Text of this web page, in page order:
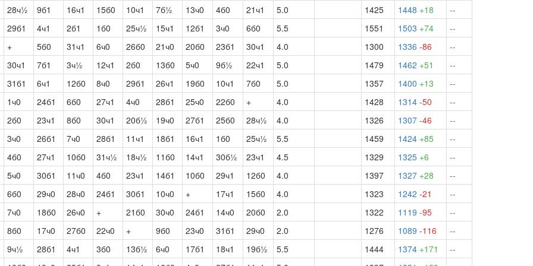
28ч½ 9б1 16ч1 15б0 10ч1 7б½ 13ч0 4б0 21ч1 5.0 1425 1448 +18
--
29б1
4ч1 2б1 1б0 25ч½ 15ч1 12б1 3ч0 6б0 5.5 1551 1503 +74
--
+
5б0 31ч1 6ч0 26б0 21ч0 20б0 23б1 30ч1 4.0 1300 1336 -86
--
30ч1
7б1 3ч½ 12ч1 2б0 13б0 5ч0 9б½ 22ч1 5.0 1479 1462 +51
--
31б1
6ч1 12б0 8ч0 29б1 26ч1 19б0 10ч1 7б0 5.0 1357 1400 +13
--
1ч0
24б1 6б0 27ч1 4ч0 28б1 25ч0 22б0 + 4.0 1428 1314 -50
--
2б0
23ч1 8б0 30ч1 20б½ 19ч0 27б1 25б0 28ч½ 4.0 1326 1307 -46
--
3ч0
26б1 7ч0 28б1 11ч1 18б1 16ч1 1б0 25ч½ 5.5 1459 1424 +85
--
4б0
27ч1 10б0 31ч½ 18ч½ 11б0 14ч1 30б½ 23ч1 4.5 1329 1325 +6
--
5ч0
30б1 11ч0 4б0 23ч1 14б1 10б0 29ч1 12б0 4.0 1397 1327 +28
--
6б0
29ч0 28ч0 24б1 30б1 10ч0 + 17ч1 15б0 4.0 1323 1242 -21
--
7ч0
18б0 26ч0 + 21б0 30ч0 24б1 14ч0 20б0 2.0 1322 1119 -95
--
8б0
17ч0 27б0 22ч0 + 9б0 23ч0 31б1 29ч0 2.0 1276 1089 -116
--
9ч½
28б1 4ч1 3б0 13б½ 6ч0 17б1 18ч1 19б½ 5.5 1444 1374 +171
--